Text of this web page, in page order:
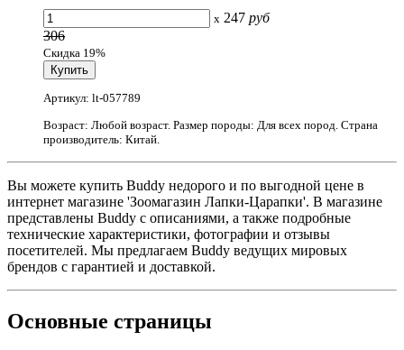
x 247 руб
306
Скидка 19%
Артикул: lt-057789
Возраст: Любой возраст. Размер породы: Для всех пород. Страна
производитель: Китай.
Вы можете купить Buddy недорого и по выгодной цене в
интернет магазине 'Зоомагазин Лапки-Царапки'. В магазине
представлены Buddy с описаниями, а также подробные
технические характеристики, фотографии и отзывы
посетителей. Мы предлагаем Buddy ведущих мировых
брендов с гарантией и доставкой.
Основные страницы